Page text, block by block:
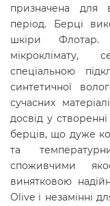
призначена для
період. Берці
шкіри Флотар.
мікроклімату,
спеціальною
синтетичної
сучасних
досвід у
берців, що дуже
та
споживчими
винятковою
Olive і незамінні